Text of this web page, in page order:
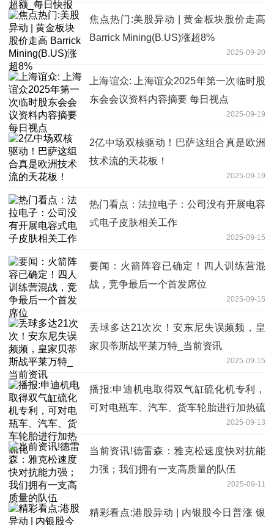
焦点热门:美股异动 | 黄金板块股价走高
Barrick Mining(B.US)涨超8%
2025-09-20
上海谊众: 上海谊众2025年第一次临时股
东会会议资料内容摘要 每日视点
2025-09-19
2亿中场双核驱动！巴萨这组合真是欧洲
技术流的天花板！
2025-09-19
热门看点：法拉电子：公司没有开展电容
式电子皮肤相关工作
2025-09-15
要闻：火箭阵容已确定！四人训练营混
战，竞争最后一个首发席位
2025-09-15
丢球多达21次次！安东尼失误频频，皇
家贝蒂斯战平莱万特_当前资讯
2025-09-15
播报:申迪机电取得双气缸硫化机专利，
可对电瓶车、汽车、货车轮胎进行加热硫
2025-09-13
当前资讯!德雷森：雅克松速度快对抗能
力强；我们拥有一支高质量的队伍
2025-09-11
精彩看点:港股异动 | 内银股今日普涨 银